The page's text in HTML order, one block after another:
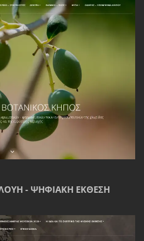
- ΨΗΦΙΑΚΉ ΈΚΘΕΣΗ